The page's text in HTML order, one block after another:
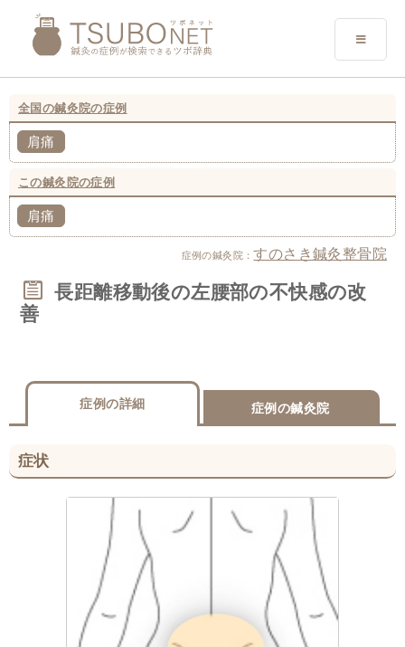
全国の鍼灸院の症例
肩痛
この鍼灸院の症例
肩痛
症例の鍼灸院：すのさき鍼灸整骨院
長距離移動後の左腰部の不快感の改
善
症例の詳細 症例の鍼灸院
症状